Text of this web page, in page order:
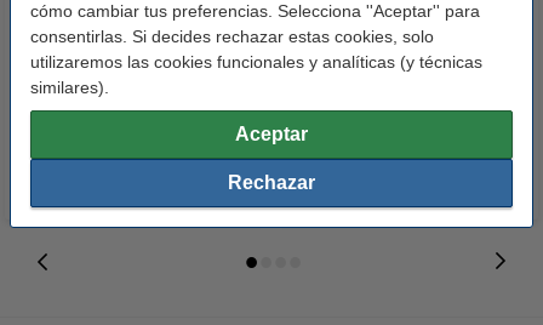
cómo cambiar tus preferencias. Selecciona ''Aceptar'' para
consentirlas. Si decides rechazar estas cookies, solo
utilizaremos las cookies funcionales y analíticas (y técnicas
similares).
Aceptar
Rechazar
123tinta Luces Navidad 5,9
metros | Blanco extra cálido y
cálido | 40 leds
8,95 €
123tinta Luces Navidad 21
metros | Blanco extra cálido y
cálido | 240 led